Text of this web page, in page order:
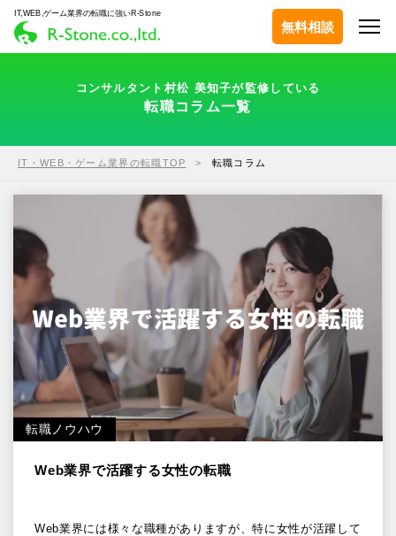
IT,WEB,ゲーム業界の転職に強いR-Stone
無料相談
コンサルタント村松 美知子が監修している
転職コラム一覧
IT・WEB・ゲーム業界の転職TOP 転職コラム
転職ノウハウ
Web業界で活躍する女性の転職
Web業界には様々な職種がありますが、特に女性が活躍して